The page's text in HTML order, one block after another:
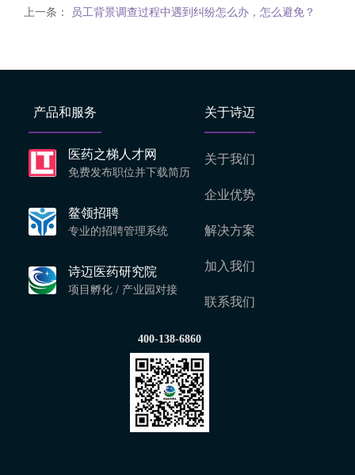
上一条：
员工背景调查过程中遇到纠纷怎么办，怎么避免？
产品和服务
医药之梯人才网
免费发布职位并下载简历
鳌领招聘
专业的招聘管理系统
诗迈医药研究院
项目孵化 / 产业园对接
关于诗迈
关于我们
企业优势
解决方案
加入我们
联系我们
400-138-6860